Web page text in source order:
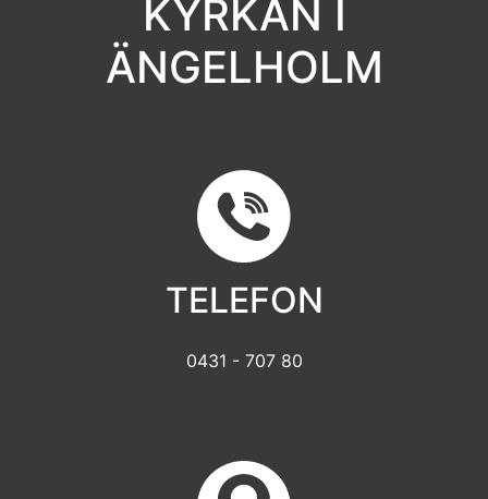
KYRKAN I
ÄNGELHOLM
TELEFON
0431 - 707 80